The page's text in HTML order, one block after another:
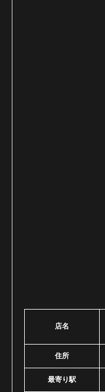
店名
住所
最寄り駅